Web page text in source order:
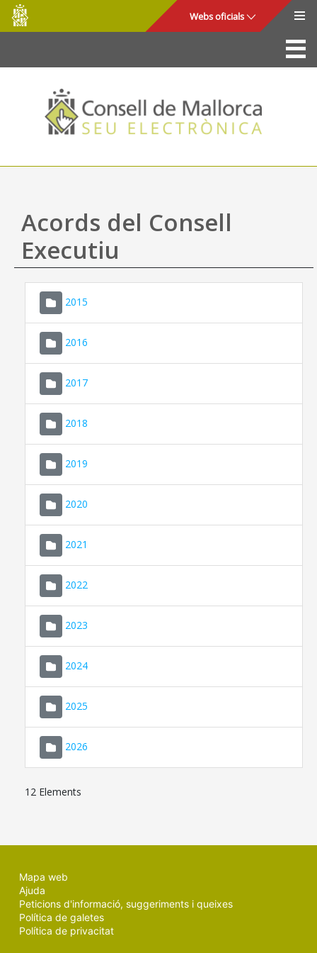
Salta al contingut principal
Consell
de
Mallorca
Webs oficials
La Seu
Consell de Mallorca
Accés i seguretat
Utilitats
Ajuda
Acords del Consell
Executiu
2015
2016
2017
2018
2019
2020
2021
2022
2023
2024
2025
2026
12 Elements
Mapa web
Ajuda
Peticions d'informació, suggeriments i queixes
Política de galetes
Política de privacitat